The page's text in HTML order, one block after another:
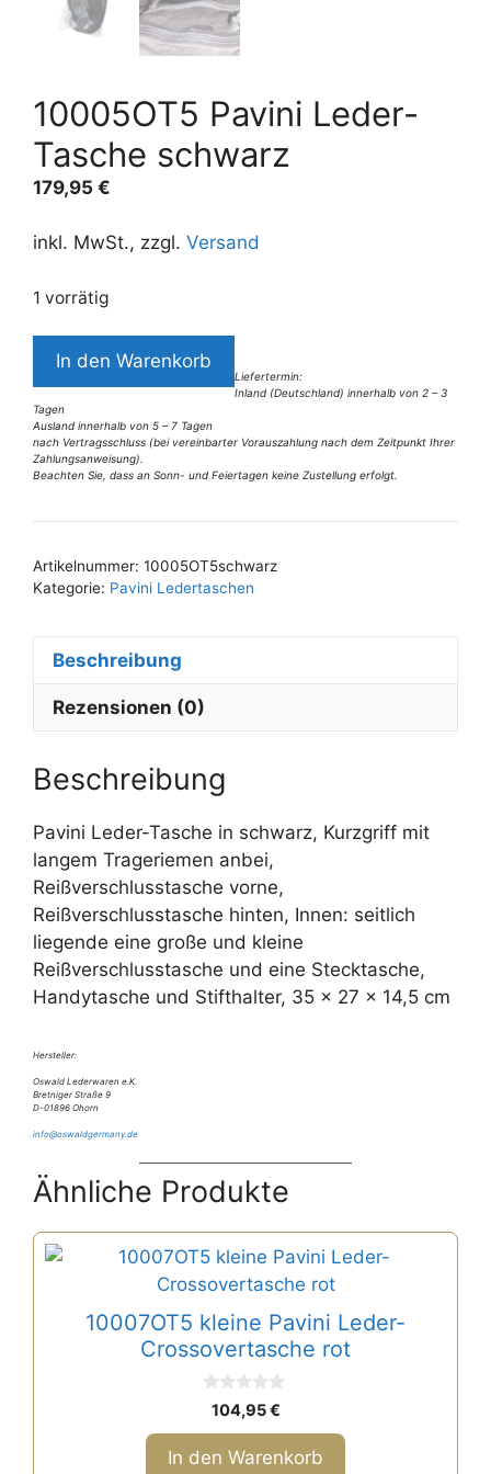
10005OT5 Pavini Leder-
Tasche schwarz
179,95 €
inkl. MwSt., zzgl. Versand
1 vorrätig
10005OT5
Pavini
Leder-
Tasche
schwarz
Menge
In den Warenkorb
Liefertermin:
Inland (Deutschland) innerhalb von 2 – 3
Tagen
Ausland innerhalb von 5 – 7 Tagen
nach Vertragsschluss (bei vereinbarter Vorauszahlung nach dem Zeitpunkt Ihrer
Zahlungsanweisung).
Beachten Sie, dass an Sonn- und Feiertagen keine Zustellung erfolgt.
l
e
t
e
Artikelnummer: 10005OT5schwarz
Kategorie: Pavini Ledertaschen
Beschreibung
Rezensionen (0)
Beschreibung
Pavini Leder-Tasche in schwarz, Kurzgriff mit
langem Trageriemen anbei,
Reißverschlusstasche vorne,
Reißverschlusstasche hinten, Innen: seitlich
liegende eine große und kleine
Reißverschlusstasche und eine Stecktasche,
Handytasche und Stifthalter, 35 x 27 x 14,5 cm
Hersteller:
Oswald Lederwaren e.K.
Bretniger Straße 9
D-01896 Ohorn
info@oswaldgermany.de
Ähnliche Produkte
10007OT5 kleine Pavini Leder-
Crossovertasche rot
o
n
5
104,95€
In den Warenkorb